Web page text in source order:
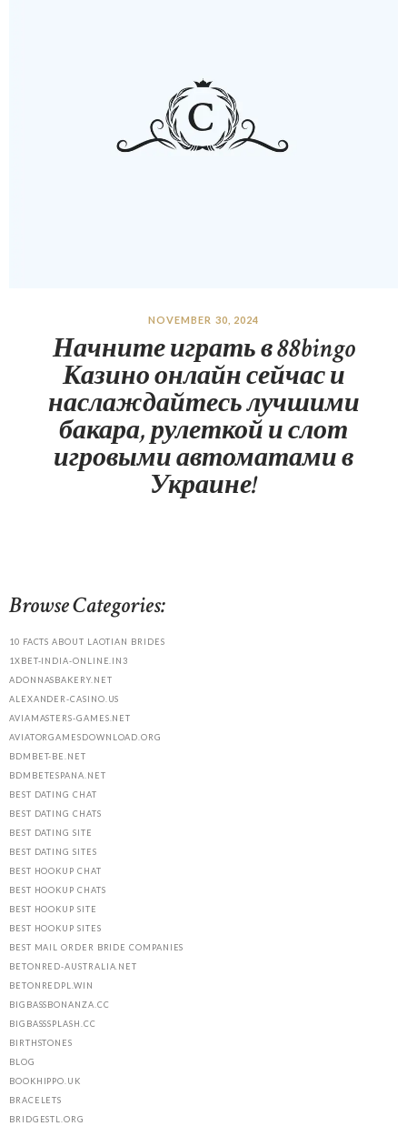
NOVEMBER 30, 2024
Начните играть в 88bingo
Казино онлайн сейчас и
наслаждайтесь лучшими
бакара, рулеткой и слот
игровыми автоматами в
Украине!
Browse Categories:
10 FACTS ABOUT LAOTIAN BRIDES
1XBET-INDIA-ONLINE.IN3
ADONNASBAKERY.NET
ALEXANDER-CASINO.US
AVIAMASTERS-GAMES.NET
AVIATORGAMESDOWNLOAD.ORG
BDMBET-BE.NET
BDMBETESPANA.NET
BEST DATING CHAT
BEST DATING CHATS
BEST DATING SITE
BEST DATING SITES
BEST HOOKUP CHAT
BEST HOOKUP CHATS
BEST HOOKUP SITE
BEST HOOKUP SITES
BEST MAIL ORDER BRIDE COMPANIES
BETONRED-AUSTRALIA.NET
BETONREDPL.WIN
BIGBASSBONANZA.CC
BIGBASSSPLASH.CC
BIRTHSTONES
BLOG
BOOKHIPPO.UK
BRACELETS
BRIDGESTL.ORG